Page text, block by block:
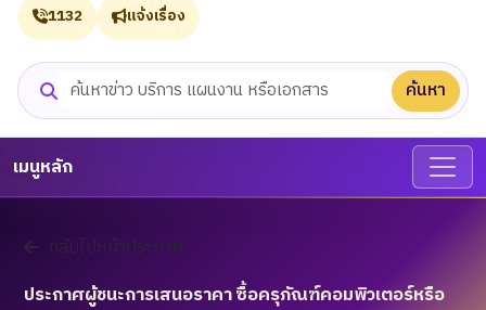
ค้นหาเว็บไซต์ ค้นหา
1132 แจ้งเรื่อง
เมนูหลัก
กลับไปหน้าประกาศ
ประกาศผู้ชนะการเสนอราคา ซื้อครุภัณฑ์คอมพิวเตอร์หรือ